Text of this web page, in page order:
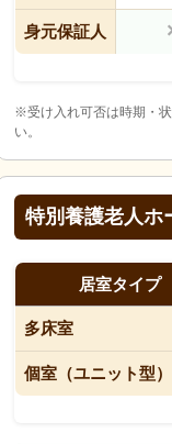
身元保証人
※受け入れ可否は時期・
い。
特別養護老人ホ
居室タイプ
多床室
個室（ユニット型）